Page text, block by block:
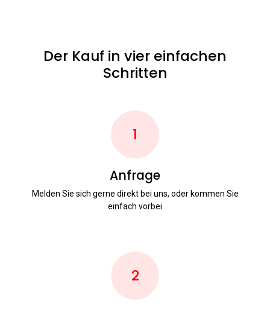
Der Kauf in vier einfachen
Schritten
1
Anfrage
Melden Sie sich gerne direkt bei uns, oder kommen Sie
einfach vorbei
2